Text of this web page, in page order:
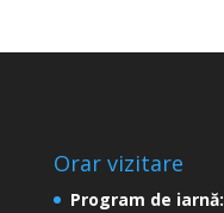
Orar vizitare
Program de iarnă: